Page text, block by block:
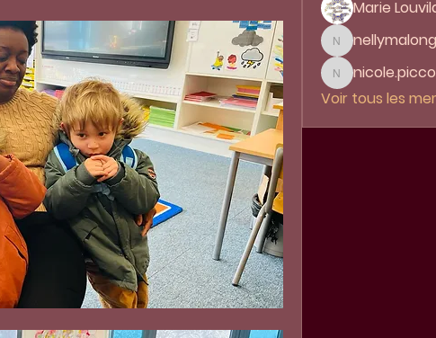
Marie
nellymalong
nellymalong
nicole.piccoli09
Voir tous les